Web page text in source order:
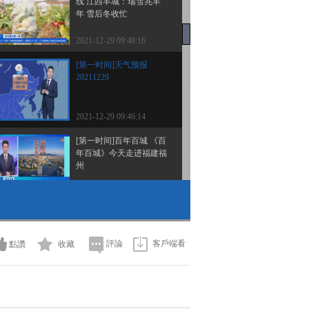
年 雪后冬收忙
2021-12-29 09:48:16
[第一时间]天气预报
20211229
2021-12-29 09:46:14
[第一时间]百年百城 《百
年百城》今天走进福建福
州
年石材产业持续焕发新活
2021-12-29 09:42:15
曲靖：加速推进新型工业
點讚 收藏 評論 客戶端看